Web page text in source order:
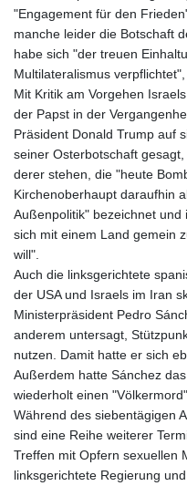
"Engagement für den
manche leider die Botschaft
habe sich "der treuen
Multilateralismus
Mit Kritik am Vorgehen
der Papst in der
Präsident Donald Trump auf
seiner Osterbotschaft
derer stehen, die "heute
Kirchenoberhaupt daraufhin
Außenpolitik" bezeichnet
sich mit einem Land gemein
will".
Auch die linksgerichtete
der USA und Israels im Iran
Ministerpräsident Pedro
anderem untersagt,
nutzen. Damit hatte er sich
Außerdem hatte Sánchez
wiederholt einen
Während des siebentägigen
sind eine Reihe weiterer
Treffen mit Opfern sexuellen
linksgerichtete Regierung